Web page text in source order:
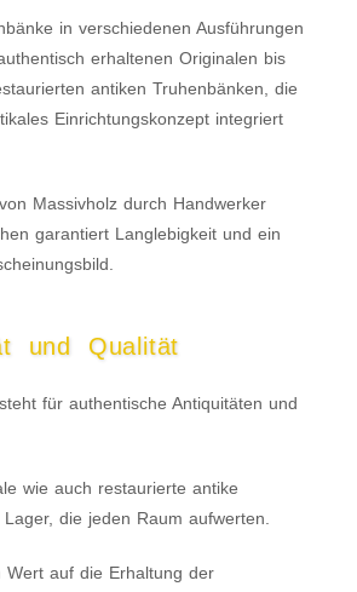
in verschiedenen Ausführungen
erhaltenen Originalen bis
antiken Truhenbänken, die
Einrichtungskonzept integriert
Massivholz durch Handwerker
garantiert Langlebigkeit und ein
und Qualität
für authentische Antiquitäten und
wie auch restaurierte antike
die jeden Raum aufwerten.
Wert auf die Erhaltung der